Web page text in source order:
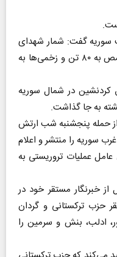
سوریه گفت: شمار شهدای
حمله تروریستی به دانشکده نظامی حمص به ۸۰ تن و زخمی‌ها به
کردنشین در شمال سوریه
حمله پنجشنبه شب ارتش
سوریه را منتشر و اعلام
عملیات تروریستی به
از خبرنگار مستقر خود در
حزب ترکستانی و گردان
ادلب، بنش و سرمین را